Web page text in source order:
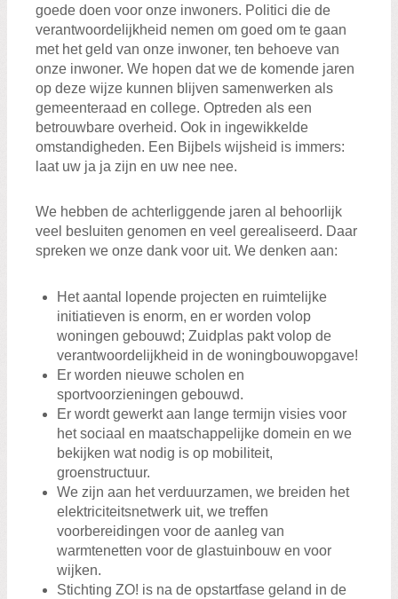
goede doen voor onze inwoners. Politici die de
verantwoordelijkheid nemen om goed om te gaan
met het geld van onze inwoner, ten behoeve van
onze inwoner. We hopen dat we de komende jaren
op deze wijze kunnen blijven samenwerken als
gemeenteraad en college. Optreden als een
betrouwbare overheid. Ook in ingewikkelde
omstandigheden. Een Bijbels wijsheid is immers:
laat uw ja ja zijn en uw nee nee.
We hebben de achterliggende jaren al behoorlijk
veel besluiten genomen en veel gerealiseerd. Daar
spreken we onze dank voor uit. We denken aan:
Het aantal lopende projecten en ruimtelijke
initiatieven is enorm, en er worden volop
woningen gebouwd; Zuidplas pakt volop de
verantwoordelijkheid in de woningbouwopgave!
Er worden nieuwe scholen en
sportvoorzieningen gebouwd.
Er wordt gewerkt aan lange termijn visies voor
het sociaal en maatschappelijke domein en we
bekijken wat nodig is op mobiliteit,
groenstructuur.
We zijn aan het verduurzamen, we breiden het
elektriciteitsnetwerk uit, we treffen
voorbereidingen voor de aanleg van
warmtenetten voor de glastuinbouw en voor
wijken.
Stichting ZO! is na de opstartfase geland in de